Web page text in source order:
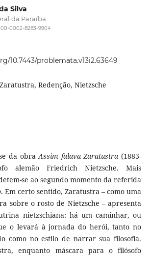
Silva
da Paraíba
0002-8283-9904
10.7443/problemata.v13i2.63649
Zaratustra, Redenção, Nietzsche
da obraAssim falava Zaratustra (1883-
alemão Friedrich Nietzsche. Mais
se ao segundo momento da referida
. Em certo sentido, Zaratustra – como uma
sobre o rosto de Nietzsche – apresenta
nietzschiana: há um caminhar, ou
o levará à jornada do herói, tanto no
como no estilo de narrar sua filosofia.
enquanto máscara para o filósofo